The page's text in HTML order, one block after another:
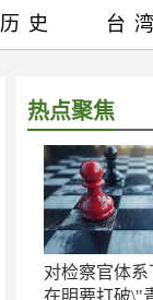
热点聚焦
对检察官体
在明要打破\"
历史 台湾